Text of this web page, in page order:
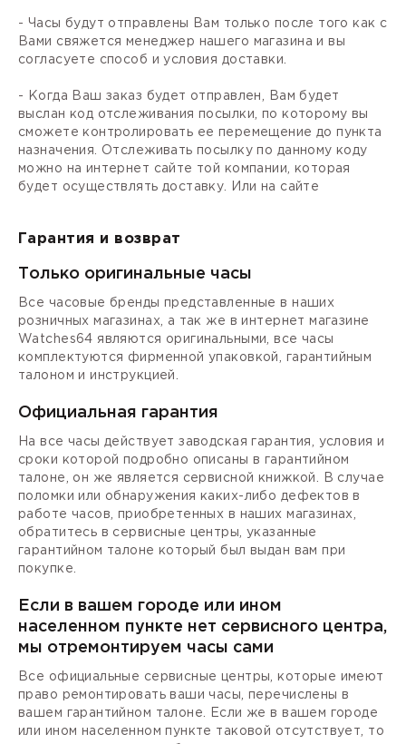
- Часы будут отправлены Вам только после того как с
Вами свяжется менеджер нашего магазина и вы
согласуете способ и условия доставки.
- Когда Ваш заказ будет отправлен, Вам будет
выслан код отслеживания посылки, по которому вы
сможете контролировать ее перемещение до пункта
назначения. Отслеживать посылку по данному коду
можно на интернет сайте той компании, которая
будет осуществлять доставку. Или на сайте
Гарантия и возврат
Только оригинальные часы
Все часовые бренды представленные в наших
розничных магазинах, а так же в интернет магазине
Watches64 являются оригинальными, все часы
комплектуются фирменной упаковкой, гарантийным
талоном и инструкцией.
Официальная гарантия
На все часы действует заводская гарантия, условия и
сроки которой подробно описаны в гарантийном
талоне, он же является сервисной книжкой. В случае
поломки или обнаружения каких-либо дефектов в
работе часов, приобретенных в наших магазинах,
обратитесь в сервисные центры, указанные
гарантийном талоне который был выдан вам при
покупке.
Если в вашем городе или ином
населенном пункте нет сервисного центра,
мы отремонтируем часы сами
Все официальные сервисные центры, которые имеют
право ремонтировать ваши часы, перечислены в
вашем гарантийном талоне. Если же в вашем городе
или ином населенном пункте таковой отсутствует, то